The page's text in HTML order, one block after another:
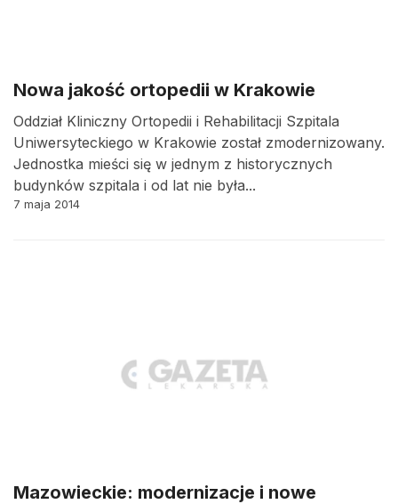
Nowa jakość ortopedii w Krakowie
Oddział Kliniczny Ortopedii i Rehabilitacji Szpitala
Uniwersyteckiego w Krakowie został zmodernizowany.
Jednostka mieści się w jednym z historycznych
budynków szpitala i od lat nie była...
7 maja 2014
Mazowieckie: modernizacje i nowe